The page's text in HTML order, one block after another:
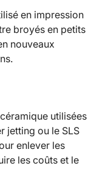
en impression
broyés en petits
nouveaux
utilisées
jetting ou le SLS
enlever les
les coûts et le